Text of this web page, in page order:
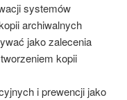
systemów
archiwalnych
jako zalecenia
kopii
i prewencji jako